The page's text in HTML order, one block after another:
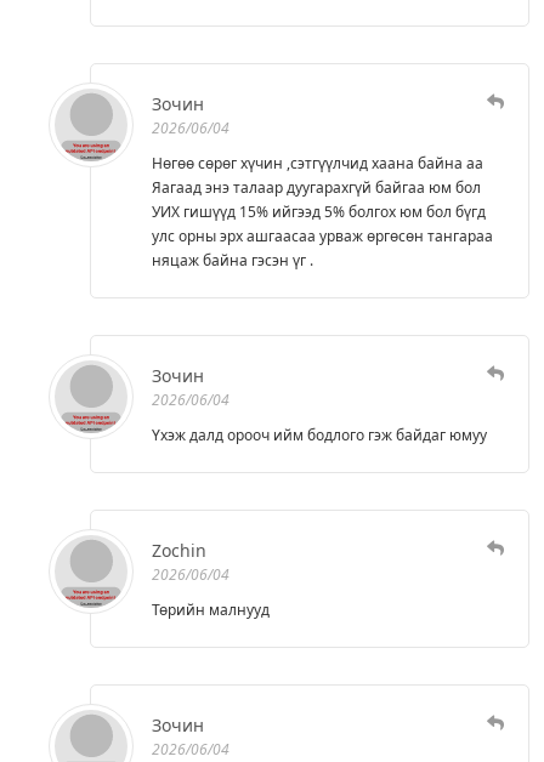
Зочин
2026/06/04
Нөгөө сөрөг хүчин ,сэтгүүлчид хаана байна аа
Яагаад энэ талаар дуугарахгүй байгаа юм бол
УИХ гишүүд 15% ийгээд 5% болгох юм бол бүгд
улс орны эрх ашгаасаа урваж өргөсөн тангараа
няцаж байна гэсэн үг .
Зочин
2026/06/04
Үхэж далд орооч ийм бодлого гэж байдаг юмуу
Zochin
2026/06/04
Төрийн малнууд
Зочин
2026/06/04